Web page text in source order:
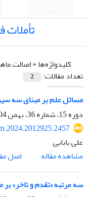
کلیدواژه‌ها =اصالت
تعداد مقالات:
2
مسائل علم بر مبنای سه
دوره 15، شماره 36، بهمن 1404، صفحه
علی بابایی
مشاهده مقاله
اصل
سه مرتبه «تقدم و تاخر»